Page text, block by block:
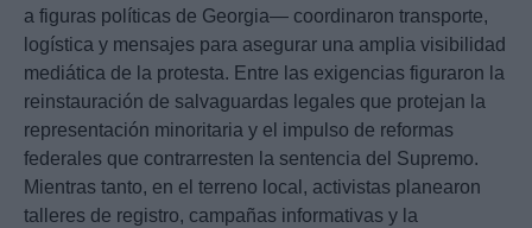
a figuras políticas de Georgia— coordinaron transporte,
logística y mensajes para asegurar una amplia visibilidad
mediática de la protesta. Entre las exigencias figuraron la
reinstauración de salvaguardas legales que protejan la
representación minoritaria y el impulso de reformas
federales que contrarresten la sentencia del Supremo.
Mientras tanto, en el terreno local, activistas planearon
talleres de registro, campañas informativas y la